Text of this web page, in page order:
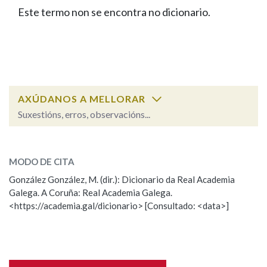
FIGURAS HOMENAXEADAS
PORTAL DAS PALABRAS
Facebook
TwitterYoutubeInstagram
Bluesky
BUSCAR NOS LEMAS
Remata por
BUSCAR NO CONTIDO
Nas definicións
Este termo non se encontra no dicionario.
AXÚDANOS A MELLORAR
Suxestións, erros, observacións...
Observación
Nome
MODO DE CITA
González González, M. (dir.): Dicionario da Real Academia
Galega. A Coruña: Real Academia Galega.
<https://academia.gal/dicionario> [Consultado: <data>]